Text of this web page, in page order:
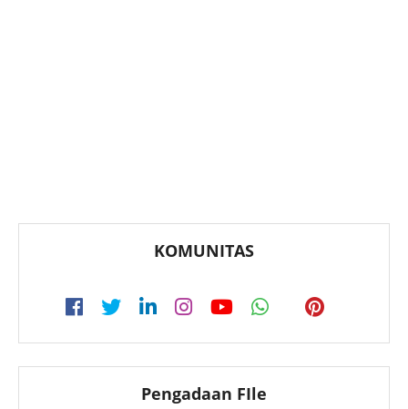
KOMUNITAS
Pengadaan FIle